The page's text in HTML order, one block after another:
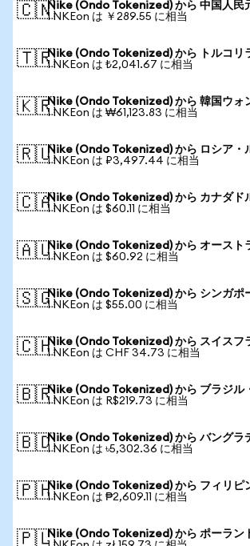
🇨🇳Nike (Ondo Tokenized) から 中国人民
1 NKEon は ￥289.55 に相当
🇹🇷Nike (Ondo Tokenized) から トルコリ
1 NKEon は ₺2,041.67 に相当
🇰🇷Nike (Ondo Tokenized) から 韓国ウォ
1 NKEon は ₩61,123.83 に相当
🇷🇺Nike (Ondo Tokenized) から ロシア・
1 NKEon は ₽3,497.44 に相当
🇨🇦Nike (Ondo Tokenized) から カナダド
1 NKEon は $60.11 に相当
🇦🇺Nike (Ondo Tokenized) から オースト
1 NKEon は $60.92 に相当
🇸🇬Nike (Ondo Tokenized) から シンガポ
1 NKEon は $55.00 に相当
🇨🇭Nike (Ondo Tokenized) から スイスフ
1 NKEon は CHF 34.73 に相当
🇧🇷Nike (Ondo Tokenized) から ブラジル
1 NKEon は R$219.73 に相当
🇧🇩Nike (Ondo Tokenized) から バングラ
1 NKEon は ৳5,302.36 に相当
🇵🇭Nike (Ondo Tokenized) から フィリピ
1 NKEon は ₱2,609.11 に相当
🇵🇱Nike (Ondo Tokenized) から ポーラン